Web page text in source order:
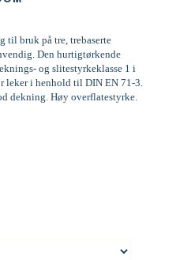
til bruk på tre, trebaserte
Den hurtigtørkende
og slitestyrkeklasse 1 i
leker i henhold til DIN EN 71-3.
dekning. Høy overflatestyrke.